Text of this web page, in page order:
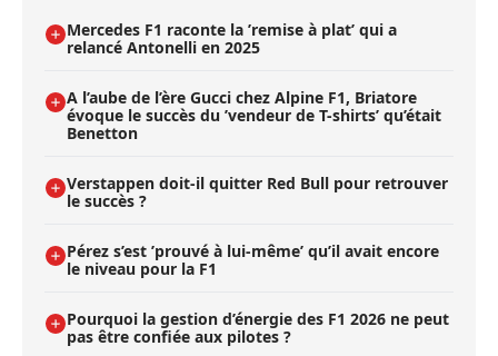
Mercedes F1 raconte la ’remise à plat’ qui a
relancé Antonelli en 2025
A l’aube de l’ère Gucci chez Alpine F1, Briatore
évoque le succès du ’vendeur de T-shirts’ qu’était
Benetton
Verstappen doit-il quitter Red Bull pour retrouver
le succès ?
Pérez s’est ’prouvé à lui-même’ qu’il avait encore
le niveau pour la F1
Pourquoi la gestion d’énergie des F1 2026 ne peut
pas être confiée aux pilotes ?